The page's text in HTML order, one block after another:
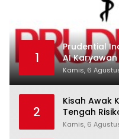
1
Prudential
AI
Kamis, 6
2
Kisah Awak
Tengah
Kamis, 6